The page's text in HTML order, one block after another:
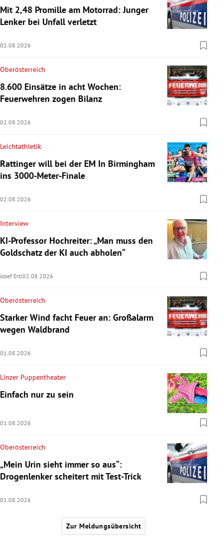
Mit 2,48 Promille am Motorrad: Junger
Lenker bei Unfall verletzt
02.08.2026
Oberösterreich
8.600 Einsätze in acht Wochen:
Feuerwehren zogen Bilanz
02.08.2026
Leichtathletik
Rattinger will bei der EM In Birmingham
ins 3000-Meter-Finale
02.08.2026
Interview
KI-Professor Hochreiter: „Man muss den
Goldschatz der KI auch abholen“
Josef Ertl02.08.2026
Oberösterreich
Starker Wind facht Feuer an: Großalarm
wegen Waldbrand
01.08.2026
Linzer Puppentheater
Einfach nur zu sein
01.08.2026
Oberösterreich
„Mein Urin sieht immer so aus“:
Drogenlenker scheitert mit Test-Trick
01.08.2026
Zur Meldungsübersicht